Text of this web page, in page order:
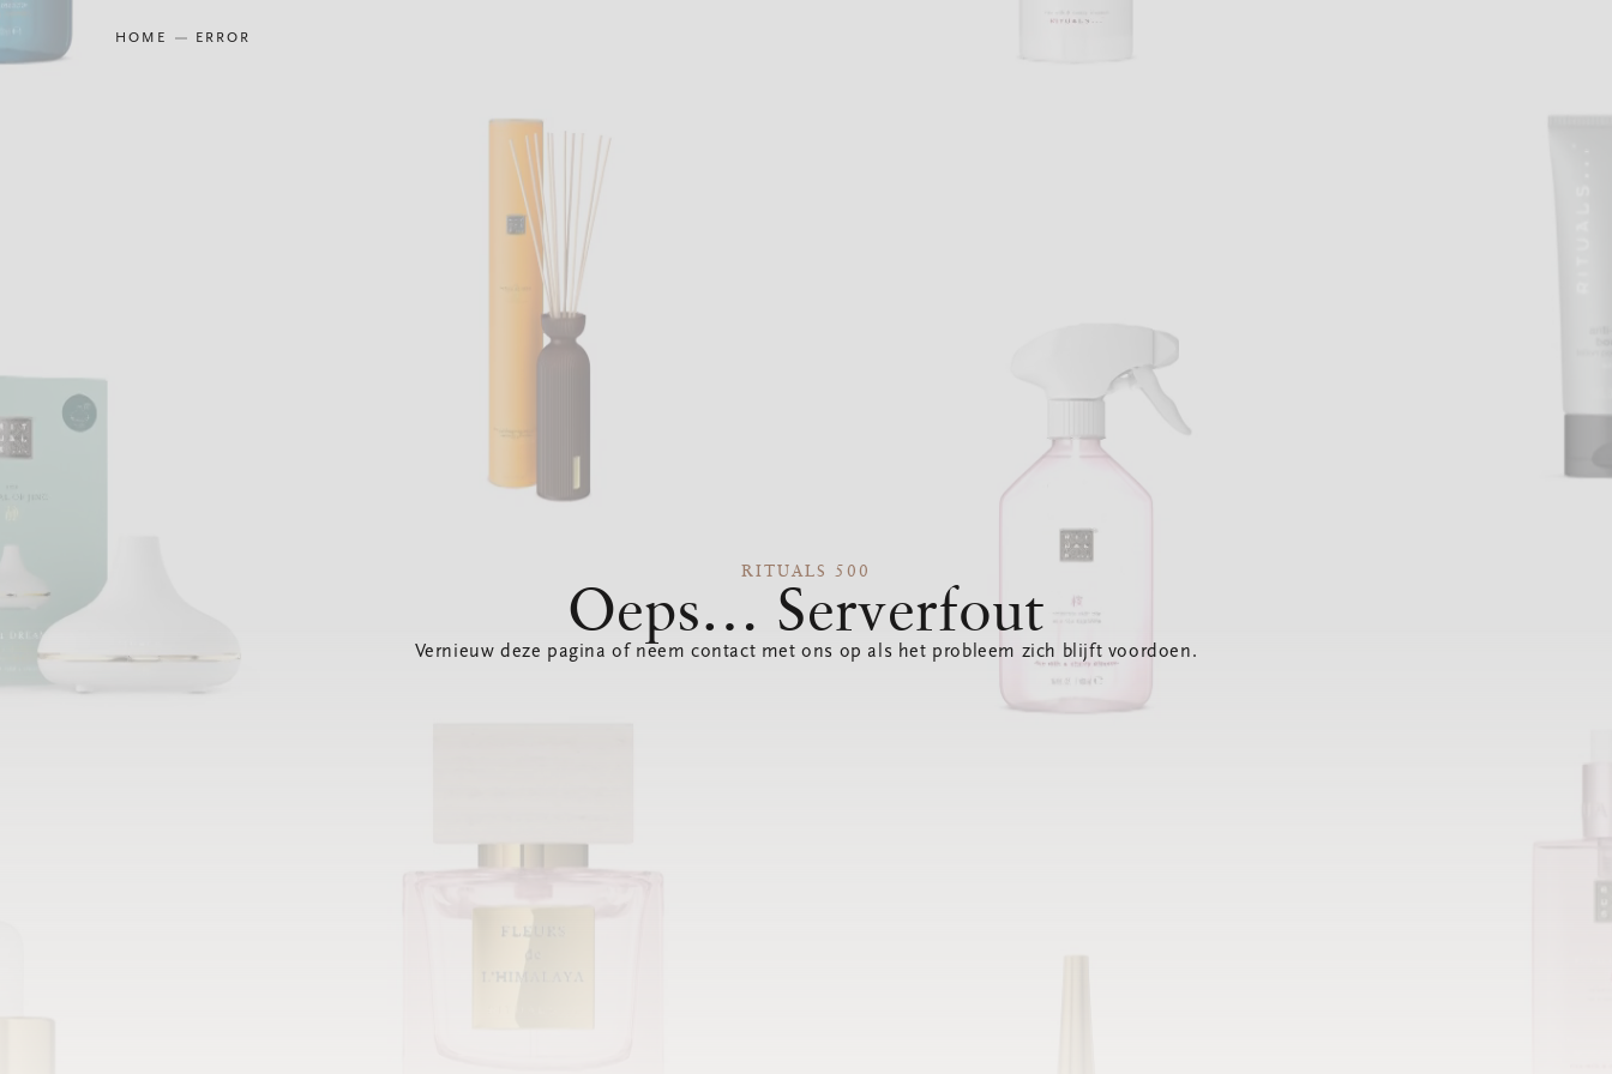
HOME ERROR
RITUALS 500
Oeps… Serverfout
Vernieuw deze pagina of neem contact met ons op als het probleem zich blijft voordoen.